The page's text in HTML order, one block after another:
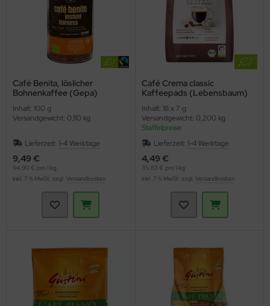
Café Benita, löslicher
Bohnenkaffee (Gepa)
Inhalt: 100 g
Versandgewicht: 0,110 kg
Lieferzeit: 1-4 Werktage
9,49 €
94,90 € pro 1 kg
inkl. 7 % MwSt. zzgl. Versandkosten
Café Crema classic
Kaffeepads (Lebensbaum)
Inhalt: 18 x 7 g
Versandgewicht: 0,200 kg
Staffelpreise
Lieferzeit: 1-4 Werktage
4,49 €
35,63 € pro 1 kg
inkl. 7 % MwSt. zzgl. Versandkosten